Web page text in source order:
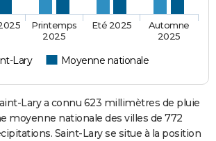
Lary Moyenne nationale
Printemps
2025
Eté 2025
Automne
2025
Lary a connu 623 millimètres de pluie
moyenne nationale des villes de 772
Saint-Lary se situe à la position